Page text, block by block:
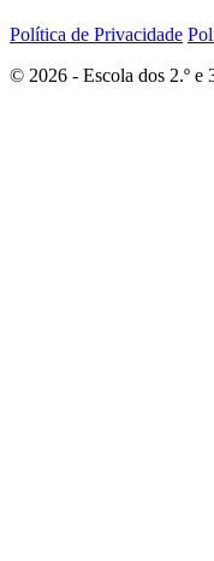
Política de Privacidade
© 2026 - Escola dos 2.º e